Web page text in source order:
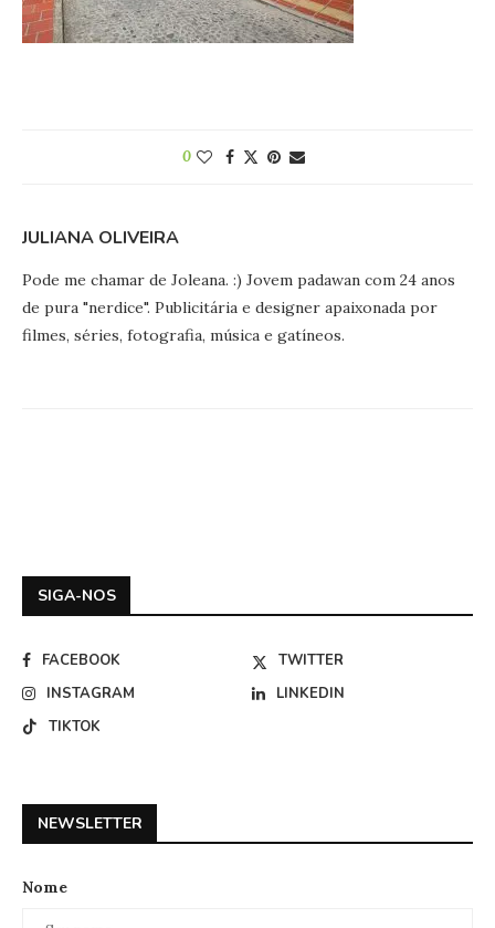
0
JULIANA OLIVEIRA
Pode me chamar de Joleana. :) Jovem padawan com 24 anos
de pura "nerdice". Publicitária e designer apaixonada por
filmes, séries, fotografia, música e gatíneos.
SIGA-NOS
FACEBOOK
TWITTER
INSTAGRAM
LINKEDIN
TIKTOK
NEWSLETTER
Nome